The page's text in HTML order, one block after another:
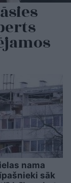
ielas nama
sāk